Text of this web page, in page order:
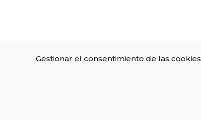
Gestionar el consentimiento de las cookies